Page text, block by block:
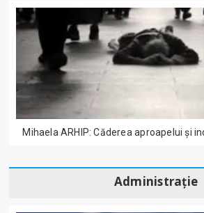
Mihaela ARHIP: Căderea aproapelui și
Administrație